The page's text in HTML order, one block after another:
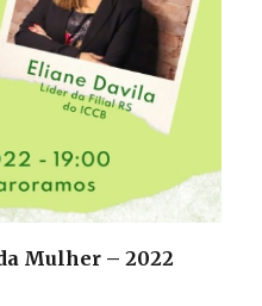
Mulher – 2022